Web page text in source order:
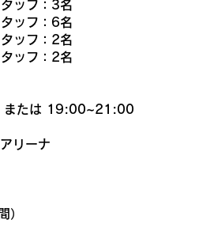
ッフ：3名
ッフ：6名
ッフ：2名
タッフ：2名
たは 19:00~21:00
リーナ
月曜日
）